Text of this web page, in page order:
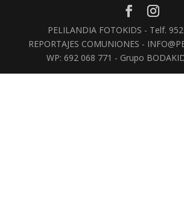
PELILANDIA FOTOKIDS - Telf.
REPORTAJES COMUNIONES -
WP: 692 068 771 - Grupo